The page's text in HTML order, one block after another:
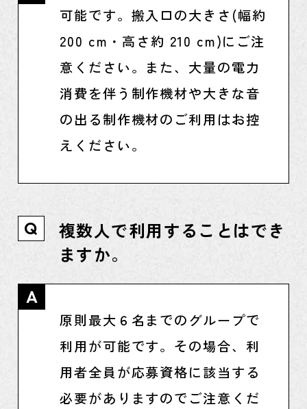
可能です。搬入口の大きさ(幅約
200 cm・高さ約 210 cm)にご注
意ください。また、大量の電力
消費を伴う制作機材や大きな音
の出る制作機材のご利用はお控
えください。
Q
複数人で利用することはでき
ますか。
A
原則最大６名までのグループで
利用が可能です。その場合、利
用者全員が応募資格に該当する
必要がありますのでご注意くだ